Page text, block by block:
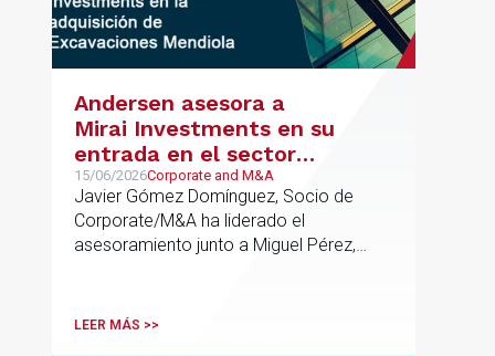
Andersen asesora a
Mirai Investments en su
entrada en el sector
medioambiental con la
adquisición de la
vasca Excavaciones
Mendiola
15/06/2026Corporate and M&A
Javier Gómez Domínguez, Socio de
Corporate/M&A ha liderado el
asesoramiento junto a Miguel Pérez,
LEER MÁS >>